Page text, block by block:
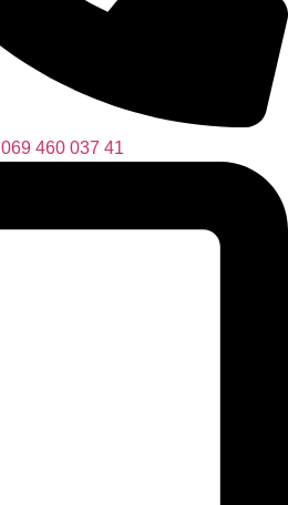
069 460 037 41